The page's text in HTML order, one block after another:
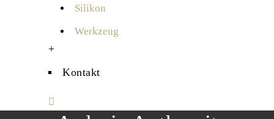
Silikon
Werkzeug
+
Kontakt